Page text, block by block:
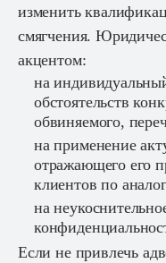
изменить
смягчения.
акцентом:
на
обстоятельств
обвиняемого,
на применение
отражающего его
клиентов по
на
Если не привлечь